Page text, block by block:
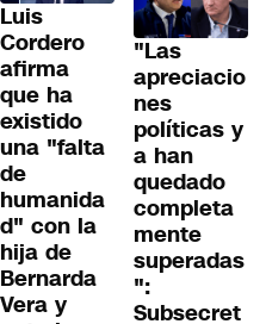
Luis
Cordero
afirma
que ha
existido
una "falta
de
humanida
d" con la
hija de
Bernarda
Vera y
"Las
apreciacio
nes
políticas y
a han
quedado
completa
mente
superadas
":
Subsecret